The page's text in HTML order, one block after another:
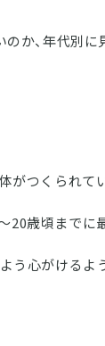
か、年代別に
がつくられて
20歳頃までに
う心がけるよ